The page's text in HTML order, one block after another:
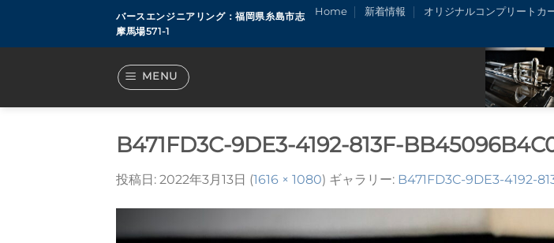
content
バースエンジニアリング：福岡県糸島市志
摩馬場571-1
Home 新着情報 オリジナルコンプリートカ
MENU
B471FD3C-9DE3-4192-813F-
投稿日: 2022年3月13日 (1616 × 1080) ギャラリー: B471FD3C-9DE3-4192-